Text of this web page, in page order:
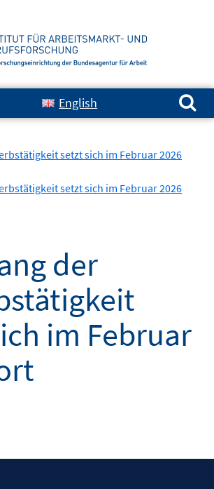
English
Suchen nach:
setzt sich im Februar 2026
setzt sich im Februar 2026
der
im Februar